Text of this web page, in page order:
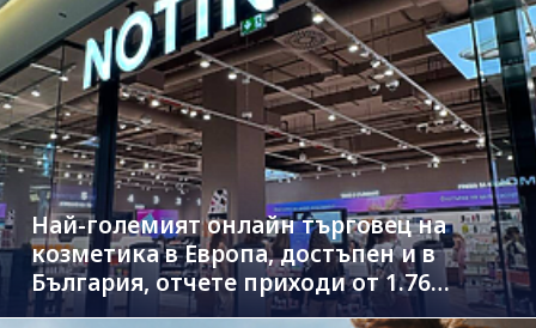
Най-големият онлайн търговец на
козметика в Европа, достъпен и в
България, отчете приходи от 1.76
млрд. евро